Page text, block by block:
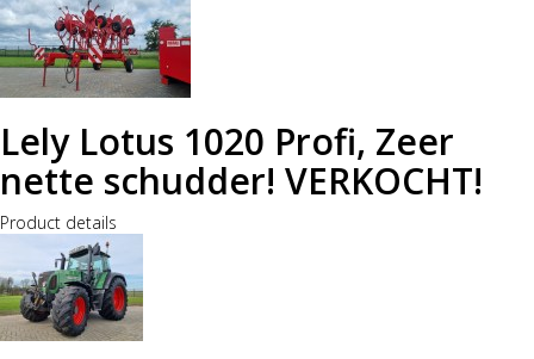
Lely Lotus 1020 Profi, Zeer
nette schudder! VERKOCHT!
Product details